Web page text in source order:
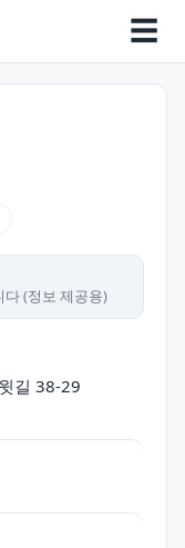
☰
(정보 제공용)
길 38-29